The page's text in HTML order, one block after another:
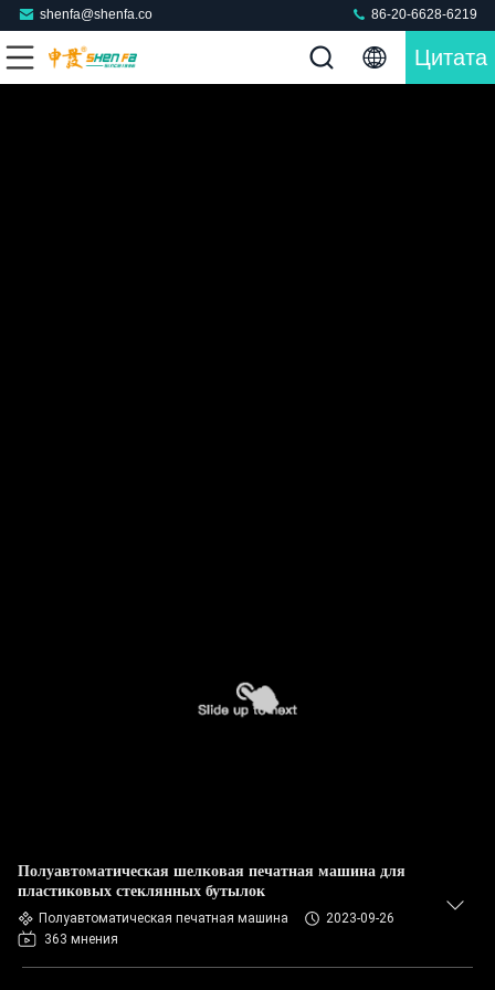
shenfa@shenfa.co 86-20-6628-6219
Цитата
Полуавтоматическая шелковая печатная машина для
пластиковых стеклянных бутылок
Полуавтоматическая печатная машина
2023-09-26
363 мнения